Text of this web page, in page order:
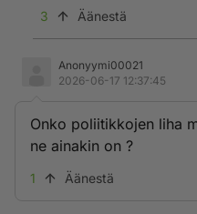
3 Äänestä
Anonyymi00021
2026-06-17 12:37:45
Onko poliitikkojen liha
ne ainakin on ?
1 Äänestä